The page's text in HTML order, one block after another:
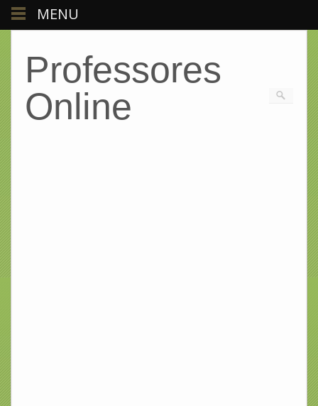
Professores
Online
MENU